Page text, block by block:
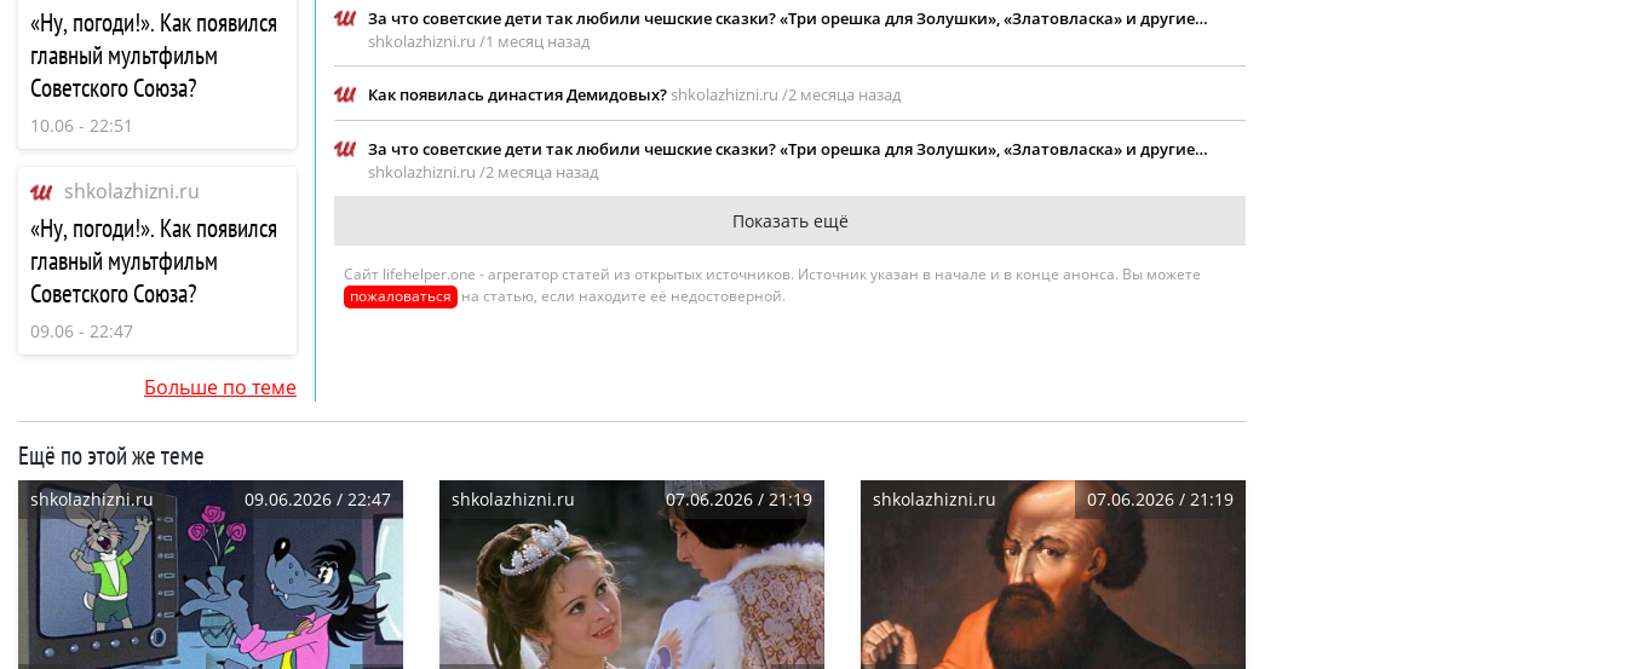
«Ну, погоди!». Как появился
главный мультфильм
Советского Союза?
10.06 - 22:51
shkolazhizni.ru
«Ну, погоди!». Как появился
главный мультфильм
Советского Союза?
09.06 - 22:47
Больше по теме
За что советские дети так любили чешские сказки? «Три орешка для Золушки», «Златовласка» и другие…
shkolazhizni.ru /1 месяц назад
Как появилась династия Демидовых?shkolazhizni.ru /2 месяца назад
За что советские дети так любили чешские сказки? «Три орешка для Золушки», «Златовласка» и другие…
shkolazhizni.ru /2 месяца назад
Показать ещё
Сайт lifehelper.one - агрегатор статей из открытых источников. Источник указан в начале и в конце анонса. Вы можете
пожаловаться на статью, если находите её недостоверной.
Ещё по этой же теме
shkolazhizni.ru 09.06.2026 / 22:47 shkolazhizni.ru 07.06.2026 / 21:19 shkolazhizni.ru 07.06.2026 / 21:19